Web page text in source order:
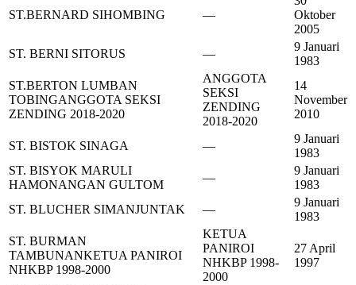
ST.BERNARD SIHOMBING —
Oktober
2005
ST. BERNI SITORUS
—
9 Januari
1983
ST.BERTON LUMBAN
TOBINGANGGOTA SEKSI
ZENDING 2018-2020
ANGGOTA
SEKSI
ZENDING
2018-2020
14
November
2010
ST. BISTOK SINAGA —
9 Januari
1983
ST. BISYOK MARULI
HAMONANGAN GULTOM
—
9 Januari
1983
ST. BLUCHER SIMANJUNTAK
—
9 Januari
1983
ST. BURMAN
TAMBUNANKETUA PANIROI
NHKBP 1998-2000
KETUA
PANIROI
NHKBP 1998-
2000
27 April
1997